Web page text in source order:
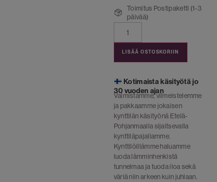
Toimitus Postipaketti (1-3
päivää)
LISÄÄ OSTOSKORIIN
Kotimaista käsityötä jo
30 vuoden ajan
Valmistamme, viimeistelemme
ja pakkaamme jokaisen
kynttilän käsityönä Etelä-
Pohjanmaalla sijaitsevalla
kynttiläpajallamme.
Kynttilöillämme haluamme
luoda lämminhenkistä
tunnelmaa ja tuoda iloa sekä
väriä niin arkeen kuin juhlaan.